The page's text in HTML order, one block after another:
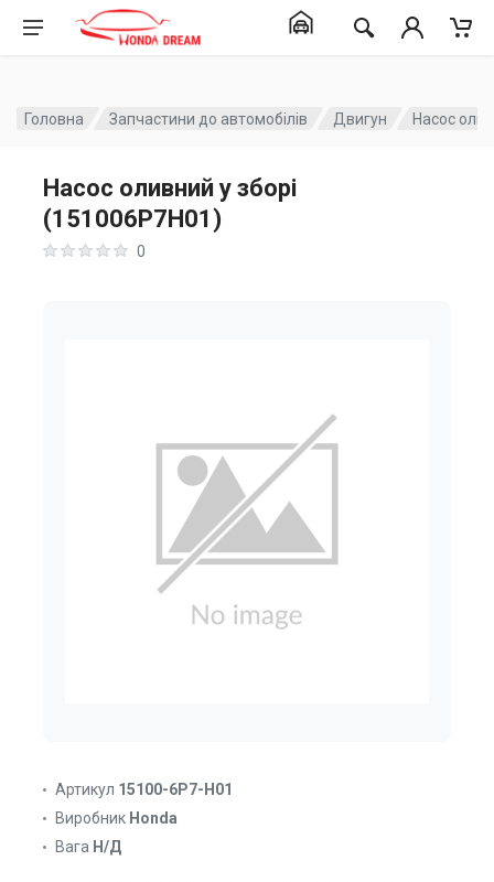
Головна Запчастини до автомобілів Двигун Насос
Насос оливний у зборі
(151006P7H01)
0
Артикул 15100-6P7-H01
Виробник Honda
Вага Н/Д